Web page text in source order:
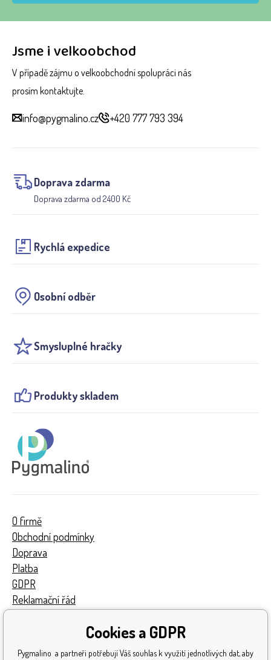
Jsme i velkoobchod
V případě zájmu o velkoobchodní spolupráci nás
prosím kontaktujte.
info@pygmalino.cz +420 777 793 394
Doprava zdarma
Doprava zdarma od 2400 Kč
Rychlá expedice
Osobní odběr
Smysluplné hračky
Produkty skladem
O firmě
Obchodní podmínky
Doprava
Platba
GDPR
Reklamační řád
Získaná ocenění
Cookies a GDPR
Pygmalino a partneři potřebují Váš souhlas k využití jednotlivých dat, aby